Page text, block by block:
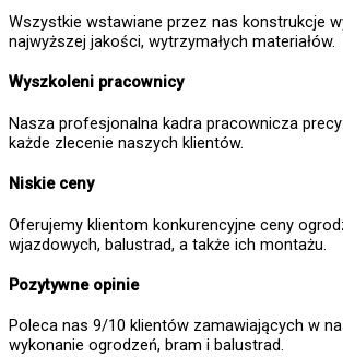
Wszystkie wstawiane przez nas konstrukcje
najwyższej jakości, wytrzymałych materiałów.
Wyszkoleni pracownicy
Nasza profesjonalna kadra pracownicza
każde zlecenie naszych klientów.
Niskie ceny
Oferujemy klientom konkurencyjne ceny
wjazdowych, balustrad, a także ich montażu.
Pozytywne opinie
Poleca nas 9/10 klientów zamawiających w
wykonanie ogrodzeń, bram i balustrad.